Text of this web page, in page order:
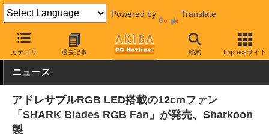
Powered by Translate
カテゴリ 過去記事 検索 Impressサイト
AKIBA PC Hotline! PCパーツ ファン関連製品 ケースファン
ニュース
アドレサブルRGB LED搭載の12cmファン
「SHARK Blades RGB Fan」が発売、Sharkoon
製